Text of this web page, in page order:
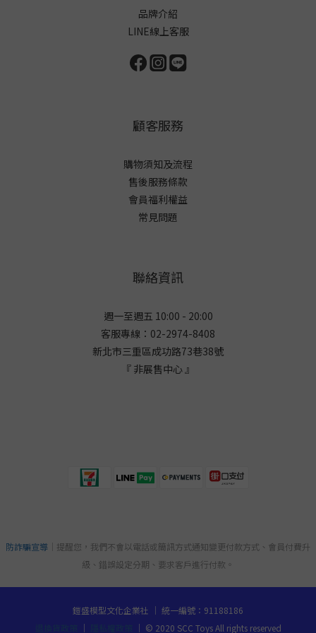
品牌介紹
LINE線上客服
顧客服務
購物須知及流程
售後服務條款
會員福利權益
常見問題
聯絡資訊
週一至週五 10:00 - 20:00
客服專線：02-2974-8408
新北市三重區成功路73巷38號
『 非展售中心 』
防詐騙宣導 ｜提醒您，我們不會以電話或簡訊方式通知變更付款方式、會員付費升
級、錯誤設定分期、要求客戶進行付款。
鎧盛模型文化企業社 ｜ 統一編號：91188186
｜ ｜ © 2020 SCC Toys All rights reserved